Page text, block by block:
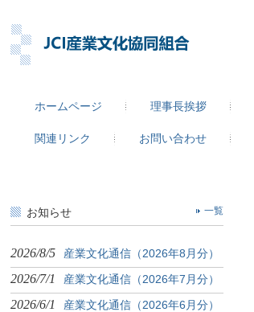
ホームページ 理事長挨拶
関連リンク お問い合わせ
お知らせ 一覧
2026/8/5 産業文化通信（2026年8月分）
2026/7/1 産業文化通信（2026年7月分）
2026/6/1 産業文化通信（2026年6月分）